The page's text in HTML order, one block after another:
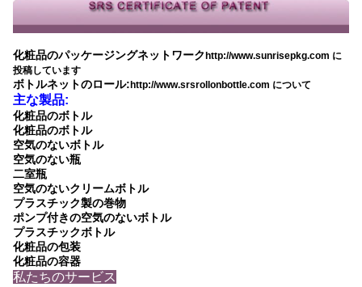
化粧品のパッケージングネットワーク http://www.sunrisepkg.com に
投稿しています
ボトルネットのロール: http://www.srsrollonbottle.com について
主な製品:
化粧品のボトル
化粧品のボトル
空気のないボトル
空気のない瓶
二室瓶
空気のないクリームボトル
プラスチック製の巻物
ポンプ付きの空気のないボトル
プラスチックボトル
化粧品の包装
化粧品の容器
私たちのサービス